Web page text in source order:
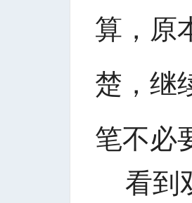
算，原
楚，继
笔不必
看到